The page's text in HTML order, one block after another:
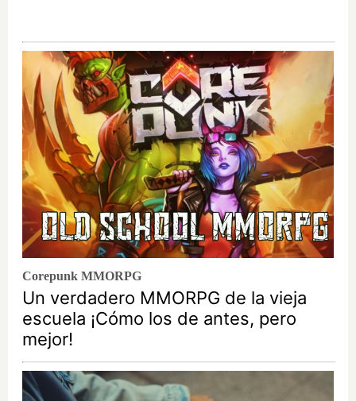
Corepunk MMORPG
Un verdadero MMORPG de la vieja
escuela ¡Cómo los de antes, pero
mejor!